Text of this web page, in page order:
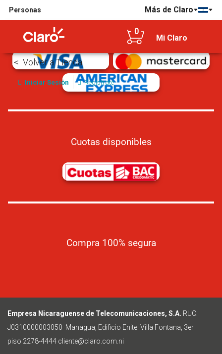
Personas Más de Claro
0
Mi Claro
Volver a Tienda
Iniciar Sesión Registrate
Tarjetas de crédito/débito aceptadas
Cuotas disponibles
Compra 100% segura
Empresa Nicaraguense de Telecomunicaciones, S.A. RUC:
J0310000003050 Managua, Edificio Enitel Villa Fontana, 3er
piso 2278-4444 cliente@claro.com.ni